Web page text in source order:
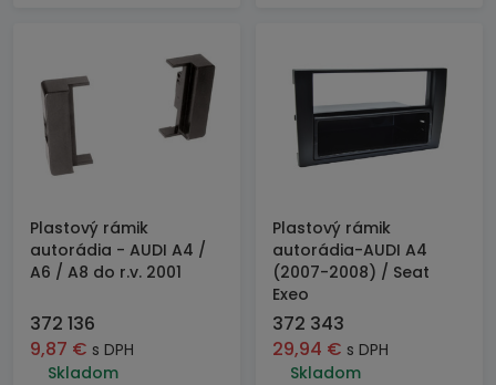
Plastový rámik
autorádia - AUDI A4 /
A6 / A8 do r.v. 2001
372 136
9,87 € s DPH
Skladom
Plastový rámik
autorádia-AUDI A4
(2007-2008) / Seat
Exeo
372 343
29,94 € s DPH
Skladom